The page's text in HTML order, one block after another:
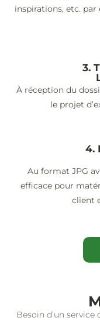
inspirations, etc.
3.
À réception du
le projet
4.
Au format JPG
efficace pour
client
Besoin d’un